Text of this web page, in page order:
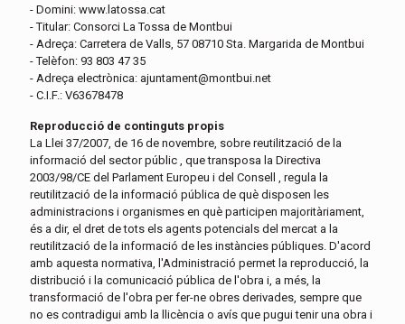
- Domini: www.latossa.cat
- Titular: Consorci La Tossa de Montbui
- Adreça: Carretera de Valls, 57 08710 Sta. Margarida de Montbui
- Telèfon: 93 803 47 35
- Adreça electrònica: ajuntament@montbui.net
- C.I.F.: V63678478
Reproducció de continguts propis
La Llei 37/2007, de 16 de novembre, sobre reutilització de la
informació del sector públic , que transposa la Directiva
2003/98/CE del Parlament Europeu i del Consell , regula la
reutilització de la informació pública de què disposen les
administracions i organismes en què participen majoritàriament,
és a dir, el dret de tots els agents potencials del mercat a la
reutilització de la informació de les instàncies públiques. D'acord
amb aquesta normativa, l'Administració permet la reproducció, la
distribució i la comunicació pública de l'obra i, a més, la
transformació de l'obra per fer-ne obres derivades, sempre que
no es contradigui amb la llicència o avís que pugui tenir una obra i